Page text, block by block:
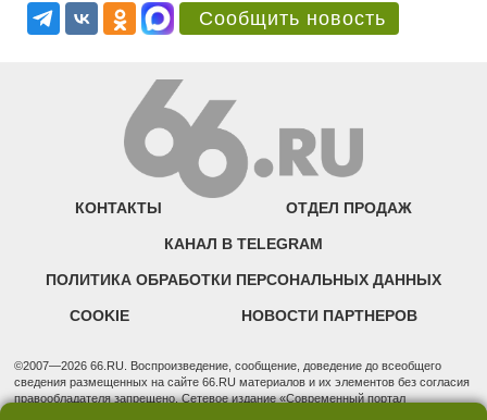
Сообщить новость
КОНТАКТЫ ОТДЕЛ ПРОДАЖ
КАНАЛ В TELEGRAM
ПОЛИТИКА ОБРАБОТКИ ПЕРСОНАЛЬНЫХ ДАННЫХ
COOKIE НОВОСТИ ПАРТНЕРОВ
©2007—2026 66.RU. Воспроизведение, сообщение, доведение до всеобщего
сведения размещенных на сайте 66.RU материалов и их элементов без согласия
правообладателя запрещено. Сетевое издание «Современный портал